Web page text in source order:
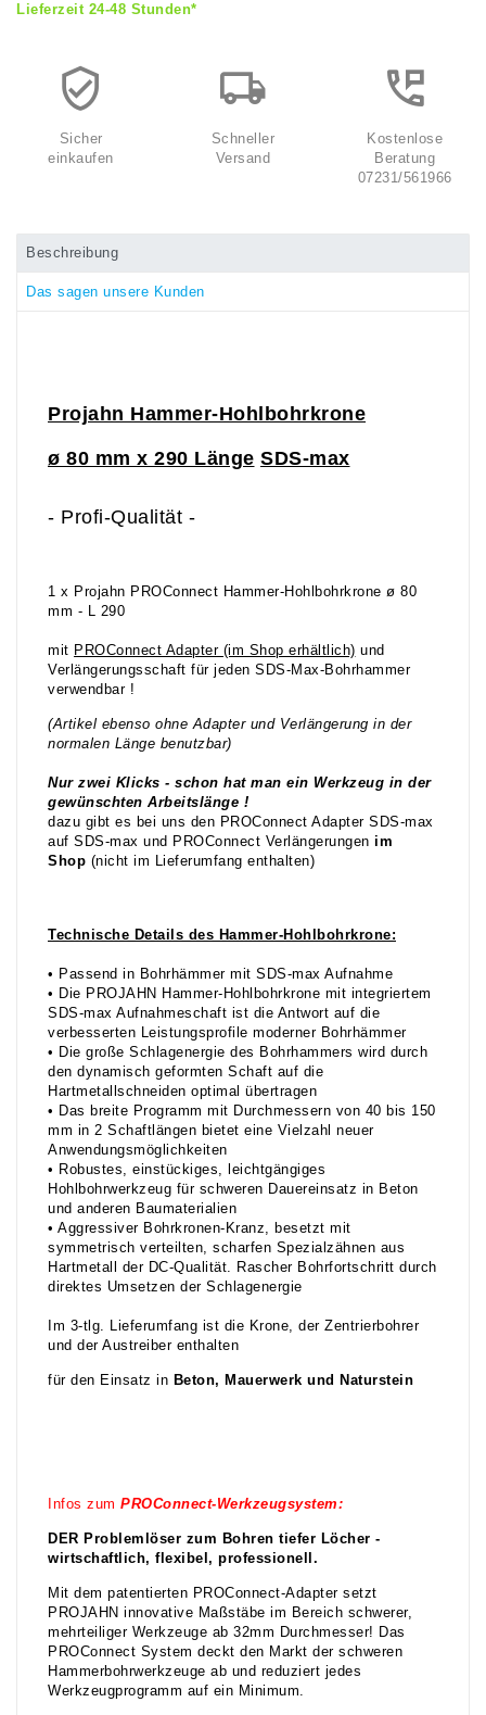
Lieferzeit 24-48 Stunden*
Sicher
einkaufen
Schneller
Versand
Kostenlose
Beratung
07231/561966
Beschreibung
Das sagen unsere Kunden
Projahn Hammer-Hohlbohrkrone
ø 80 mm x 290 Länge SDS-max
- Profi-Qualität -
1 x Projahn PROConnect Hammer-Hohlbohrkrone ø 80
mm - L 290
mit PROConnect Adapter(im S hop erhältlich) und
Verlängerungsschaft für jeden SDS-Max-Bohrhammer
verwendbar !
(Artikel ebenso ohne Adapter und Verlängerung in der
normalen Länge benutzbar)
Nur zwei Klicks - schon hat man ein Werkzeug in der
gewünschten Arbeitslänge !
dazu gibt es bei uns den PROConnect Adapter SDS-max
auf SDS-max und PROConnect Verlängerungen im
Shop (nicht im Lieferumfang enthalten)
Technische Details des Hammer-Hohlbohrkrone:
• Passend in Bohrhämmer mit SDS-max Aufnahme
• Die PROJAHN Hammer-Hohlbohrkrone mit integriertem
SDS-max Aufnahmeschaft ist die Antwort auf die
verbesserten Leistungsprofile moderner Bohrhämmer
• Die große Schlagenergie des Bohrhammers wird durch
den dynamisch geformten Schaft auf die
Hartmetallschneiden optimal übertragen
• Das breite Programm mit Durchmessern von 40 bis 150
mm in 2 Schaftlängen bietet eine Vielzahl neuer
Anwendungsmöglichkeiten
• Robustes, einstückiges, leichtgängiges
Hohlbohrwerkzeug für schweren Dauereinsatz in Beton
und anderen Baumaterialien
• Aggressiver Bohrkronen-Kranz, besetzt mit
symmetrisch verteilten, scharfen Spezialzähnen aus
Hartmetall der DC-Qualität. Rascher Bohrfortschritt durch
direktes Umsetzen der Schlagenergie
Im 3-tlg. Lieferumfang ist die Krone, der Zentrierbohrer
und der Austreiber enthalten
für den Einsatz in Beton, Mauerwerk und Naturstein
Infos zum PROConnect-Werkzeugsystem:
DER Problemlöser zum Bohren tiefer Löcher -
wirtschaftlich, flexibel, professionell.
Mit dem patentierten PROConnect-Adapter setzt
PROJAHN innovative Maßstäbe im Bereich schwerer,
mehrteiliger Werkzeuge ab 32mm Durchmesser! Das
PROConnect System deckt den Markt der schweren
Hammerbohrwerkzeuge ab und reduziert jedes
Werkzeugprogramm auf ein Minimum.